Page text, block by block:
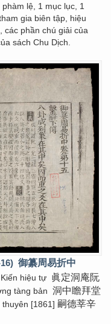
lệ, 1 mục lục, 1
gia biên tập, hiệu
các phần chú giải của
sách Chu Dịch.
御纂周易折中
hiệu tự 眞定洞庵阮
tàng bản 洞中瞻拜堂
[1861] 嗣德莘辛